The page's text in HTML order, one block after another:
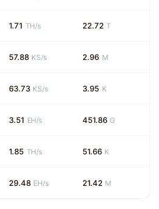
1.71 TH/s 22.72 T
57.88 KS/s 2.96 M
63.73 KS/s 3.95 K
3.51 EH/s 451.86 G
1.85 TH/s 51.66 K
29.48 EH/s 21.42 M